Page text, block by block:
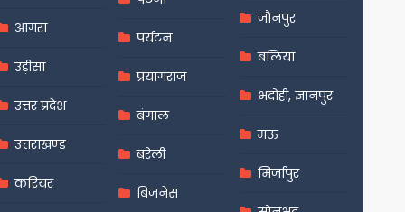
आगरा
उड़ीसा
उत्तर प्रदेश
उत्तराखण्ड
करियर
पर्यटन
प्रयागराज
बंगाल
बरेली
बिजनेस
जौनपुर
बलिया
भदोही, ज्ञानपुर
मऊ
मिर्जापुर